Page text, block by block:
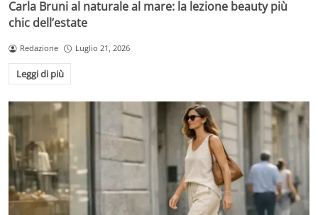
Carla Bruni al naturale al mare: la lezione beauty più
chic dell’estate
Redazione Luglio 21, 2026
Leggi di più